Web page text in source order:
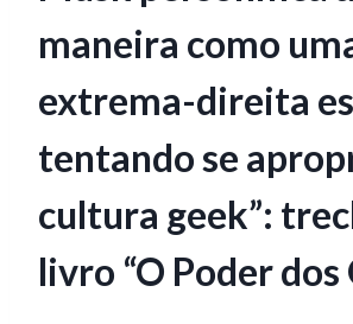
maneira como
extrema-direita
tentando se
cultura geek”:
livro “O Poder dos